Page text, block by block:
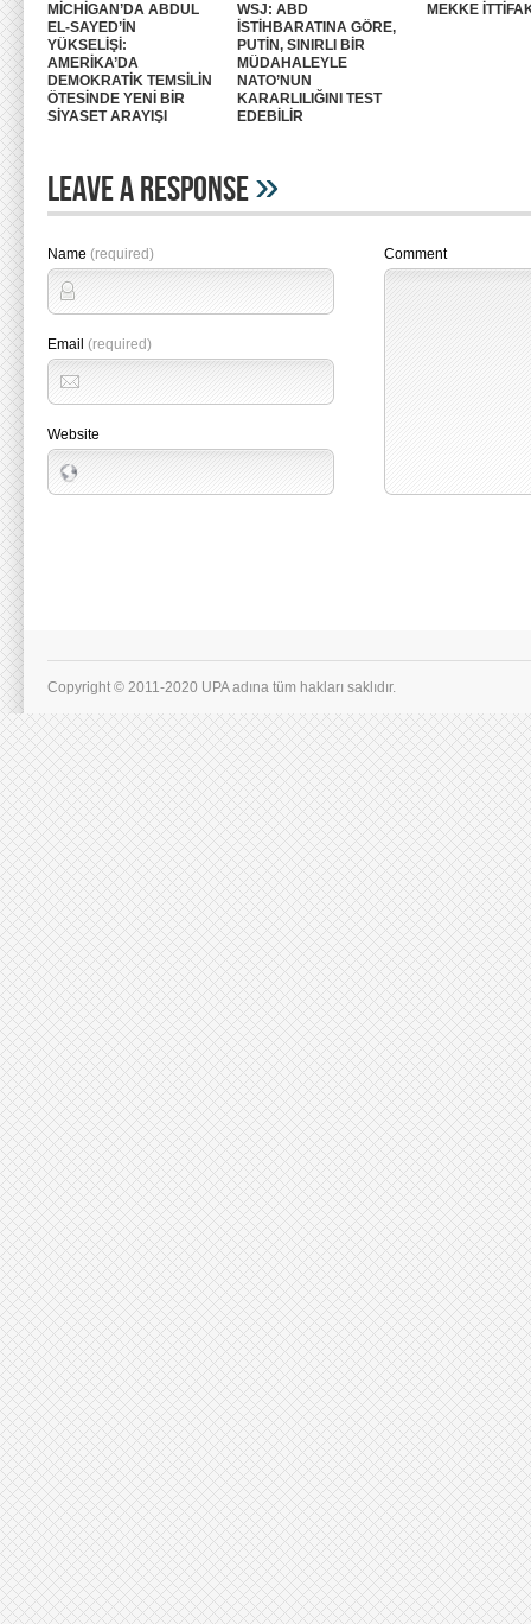
MİCHİGAN’DA ABDUL
EL-SAYED’İN
YÜKSELİŞİ:
AMERİKA’DA
DEMOKRATİK TEMSİLİN
ÖTESİNDE YENİ BİR
SİYASET ARAYIŞI
WSJ: ABD
İSTİHBARATINA GÖRE,
PUTİN, SINIRLI BİR
MÜDAHALEYLE
NATO’NUN
KARARLILIĞINI TEST
EDEBİLİR
MEKKE
Leave A Response»
Name (required)
Email (required)
Website
Comment
Copyright © 2011-2020 UPA adına tüm hakları saklıdır.